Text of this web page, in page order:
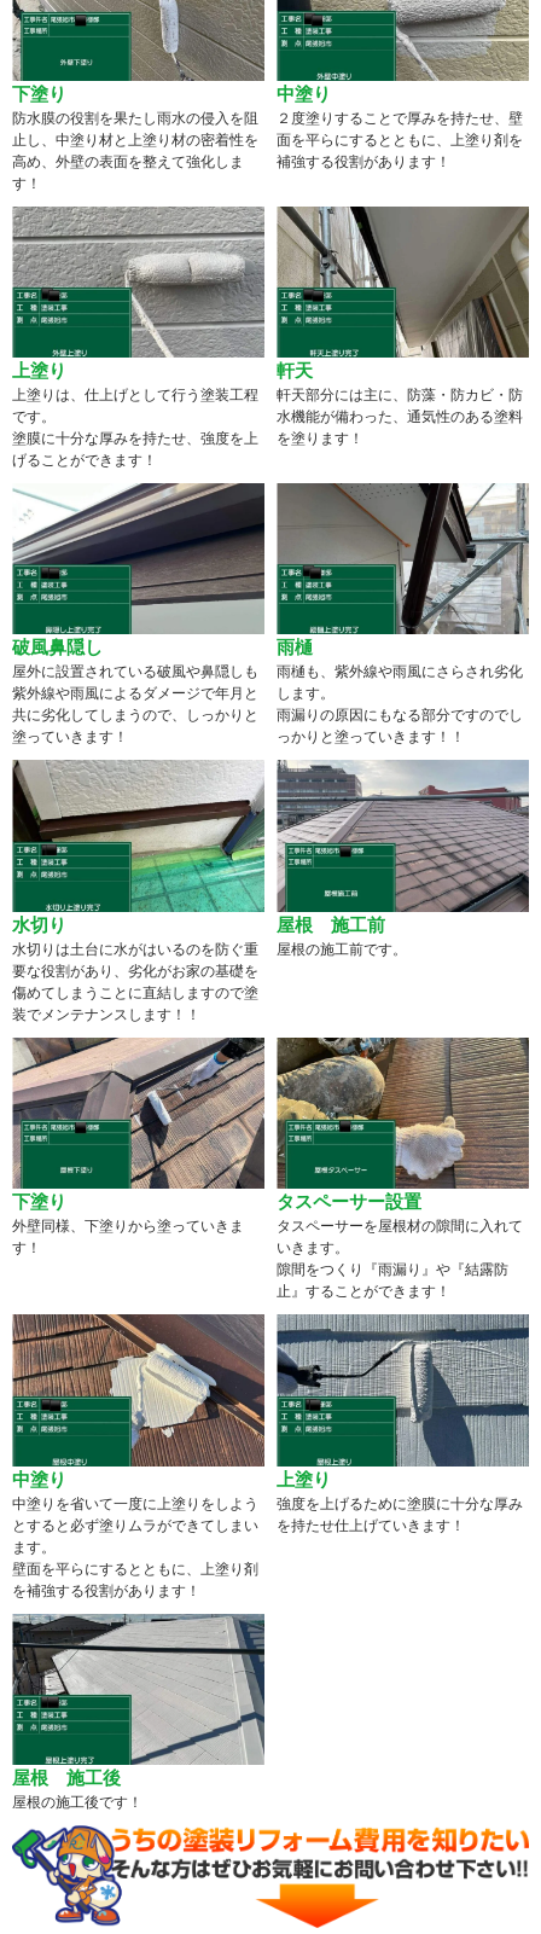
下塗り
防水膜の役割を果たし雨水の侵入を阻
止し、中塗り材と上塗り材の密着性を
高め、外壁の表面を整えて強化しま
す！
中塗り
２度塗りすることで厚みを持たせ、壁
面を平らにするとともに、上塗り剤を
補強する役割があります！
上塗り
上塗りは、仕上げとして行う塗装工程
です。
塗膜に十分な厚みを持たせ、強度を上
げることができます！
軒天
軒天部分には主に、防藻・防カビ・防
水機能が備わった、通気性のある塗料
を塗ります！
破風鼻隠し
屋外に設置されている破風や鼻隠しも
紫外線や雨風によるダメージで年月と
共に劣化してしまうので、しっかりと
塗っていきます！
雨樋
雨樋も、紫外線や雨風にさらされ劣化
します。
雨漏りの原因にもなる部分ですのでし
っかりと塗っていきます！！
水切り
水切りは土台に水がはいるのを防ぐ重
要な役割があり、劣化がお家の基礎を
傷めてしまうことに直結しますので塗
装でメンテナンスします！！
屋根 施工前
屋根の施工前です。
下塗り
外壁同様、下塗りから塗っていきま
す！
タスペーサー設置
タスペーサーを屋根材の隙間に入れて
いきます。
隙間をつくり『雨漏り』や『結露防
止』することができます！
中塗り
中塗りを省いて一度に上塗りをしよう
とすると必ず塗りムラができてしまい
ます。
壁面を平らにするとともに、上塗り剤
を補強する役割があります！
上塗り
強度を上げるために塗膜に十分な厚み
を持たせ仕上げていきます！
屋根 施工後
屋根の施工後です！